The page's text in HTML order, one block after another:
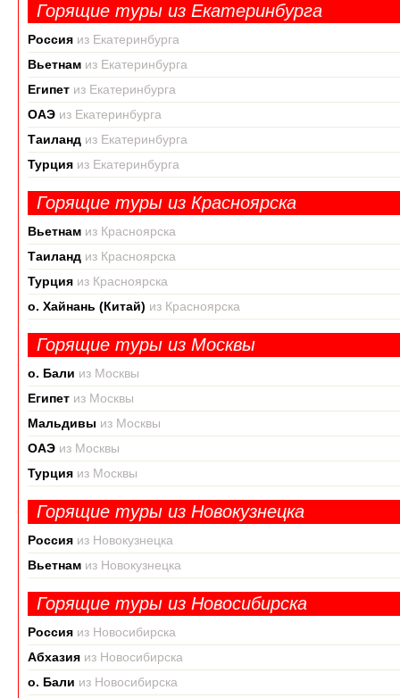
Горящие туры из Екатеринбурга
Россия из Екатеринбурга
Вьетнам из Екатеринбурга
Египет из Екатеринбурга
ОАЭ из Екатеринбурга
Таиланд из Екатеринбурга
Турция из Екатеринбурга
Горящие туры из Красноярска
Вьетнам из Красноярска
Таиланд из Красноярска
Турция из Красноярска
о. Хайнань (Китай) из Красноярска
Горящие туры из Москвы
о. Бали из Москвы
Египет из Москвы
Мальдивы из Москвы
ОАЭ из Москвы
Турция из Москвы
Горящие туры из Новокузнецка
Россия из Новокузнецка
Вьетнам из Новокузнецка
Горящие туры из Новосибирска
Россия из Новосибирска
Абхазия из Новосибирска
о. Бали из Новосибирска